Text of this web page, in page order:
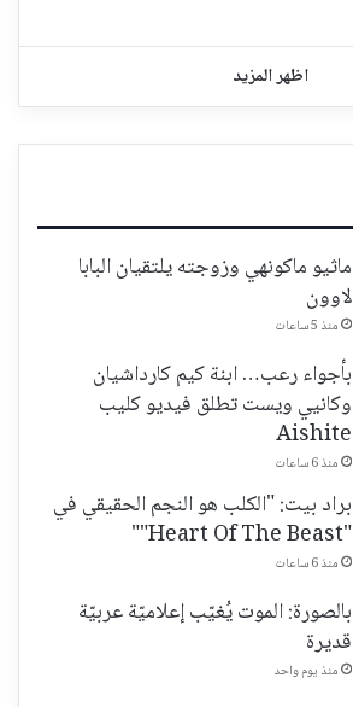
اظهر المزيد
ماثيو ماكونهي وزوجته يلتقيان البابا
لاوون
منذ 5 ساعات
بأجواء رعب… ابنة كيم كارداشيان
وكانيي ويست تطلق فيديو كليب
Aishite
منذ 6 ساعات
براد بيت: "الكلب هو النجم الحقيقي في
"Heart Of The Beast""
منذ 6 ساعات
بالصورة: الموت يُغيّب إعلاميّة عربيّة
قديرة
منذ يوم واحد